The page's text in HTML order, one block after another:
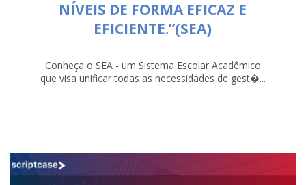
NÍVEIS DE FORMA EFICAZ E
EFICIENTE.”(SEA)
Conheça o SEA - um Sistema Escolar Acadêmico
que visa unificar todas as necessidades de gest�...